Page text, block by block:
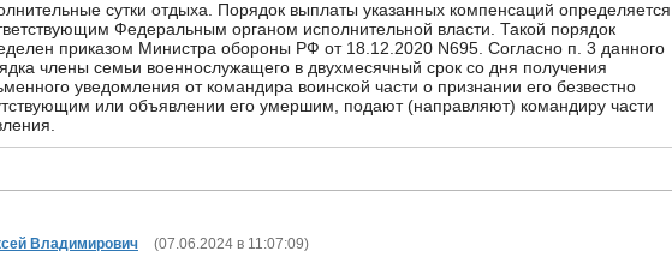
сутки отдыха. Порядок выплаты указанных компенсаций определяется
Федеральным органом исполнительной власти. Такой порядок
приказом Министра обороны РФ от 18.12.2020 N695. Согласно п. 3 данного
члены семьи военнослужащего в двухмесячный срок со дня получения
уведомления от командира воинской части о признании его безвестно
или объявлении его умершим, подают (направляют) командиру части
Владимирович (07.06.2024 в 11:07:09)